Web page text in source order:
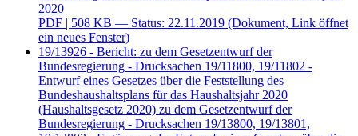
2020
PDF | 508 KB — Status: 22.11.2019 (Dokument, Link öffnet
ein neues Fenster)
19/13926 - Bericht: zu dem Gesetzentwurf der
Bundesregierung - Drucksachen 19/11800, 19/11802 -
Entwurf eines Gesetzes über die Feststellung des
Bundeshaushaltsplans für das Haushaltsjahr 2020
(Haushaltsgesetz 2020) zu dem Gesetzentwurf der
Bundesregierung - Drucksachen 19/13800, 19/13801,